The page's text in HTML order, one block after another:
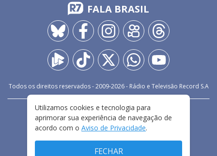
FALA BRASIL
Todos os direitos reservados - 2009-2026- Rádio e Televisão Record S.A
FALE CONOSCO
PRIVACIDADE
TERMOS E CONDIÇÕES DE USO
Utilizamos cookies e tecnologia para
aprimorar sua experiência de navegação de
acordo com o Aviso de Privacidade.
FECHAR